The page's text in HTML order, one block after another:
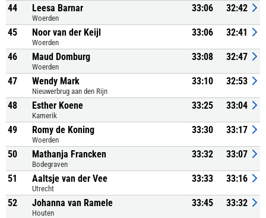
44 Leesa Barnar
Woerden
33:06 32:42
45 Noor van der Keijl
Woerden
33:06 32:41
46 Maud Domburg
Woerden
33:08 32:47
47 Wendy Mark
Nieuwerbrug aan den Rijn
33:10 32:53
48 Esther Koene
Kamerik
33:25 33:04
49 Romy de Koning
Woerden
33:30 33:17
50 Mathanja Francken
Bodegraven
33:32 33:07
51 Aaltsje van der Vee
Utrecht
33:33 33:16
52 Johanna van Ramele
Houten
33:45 33:32